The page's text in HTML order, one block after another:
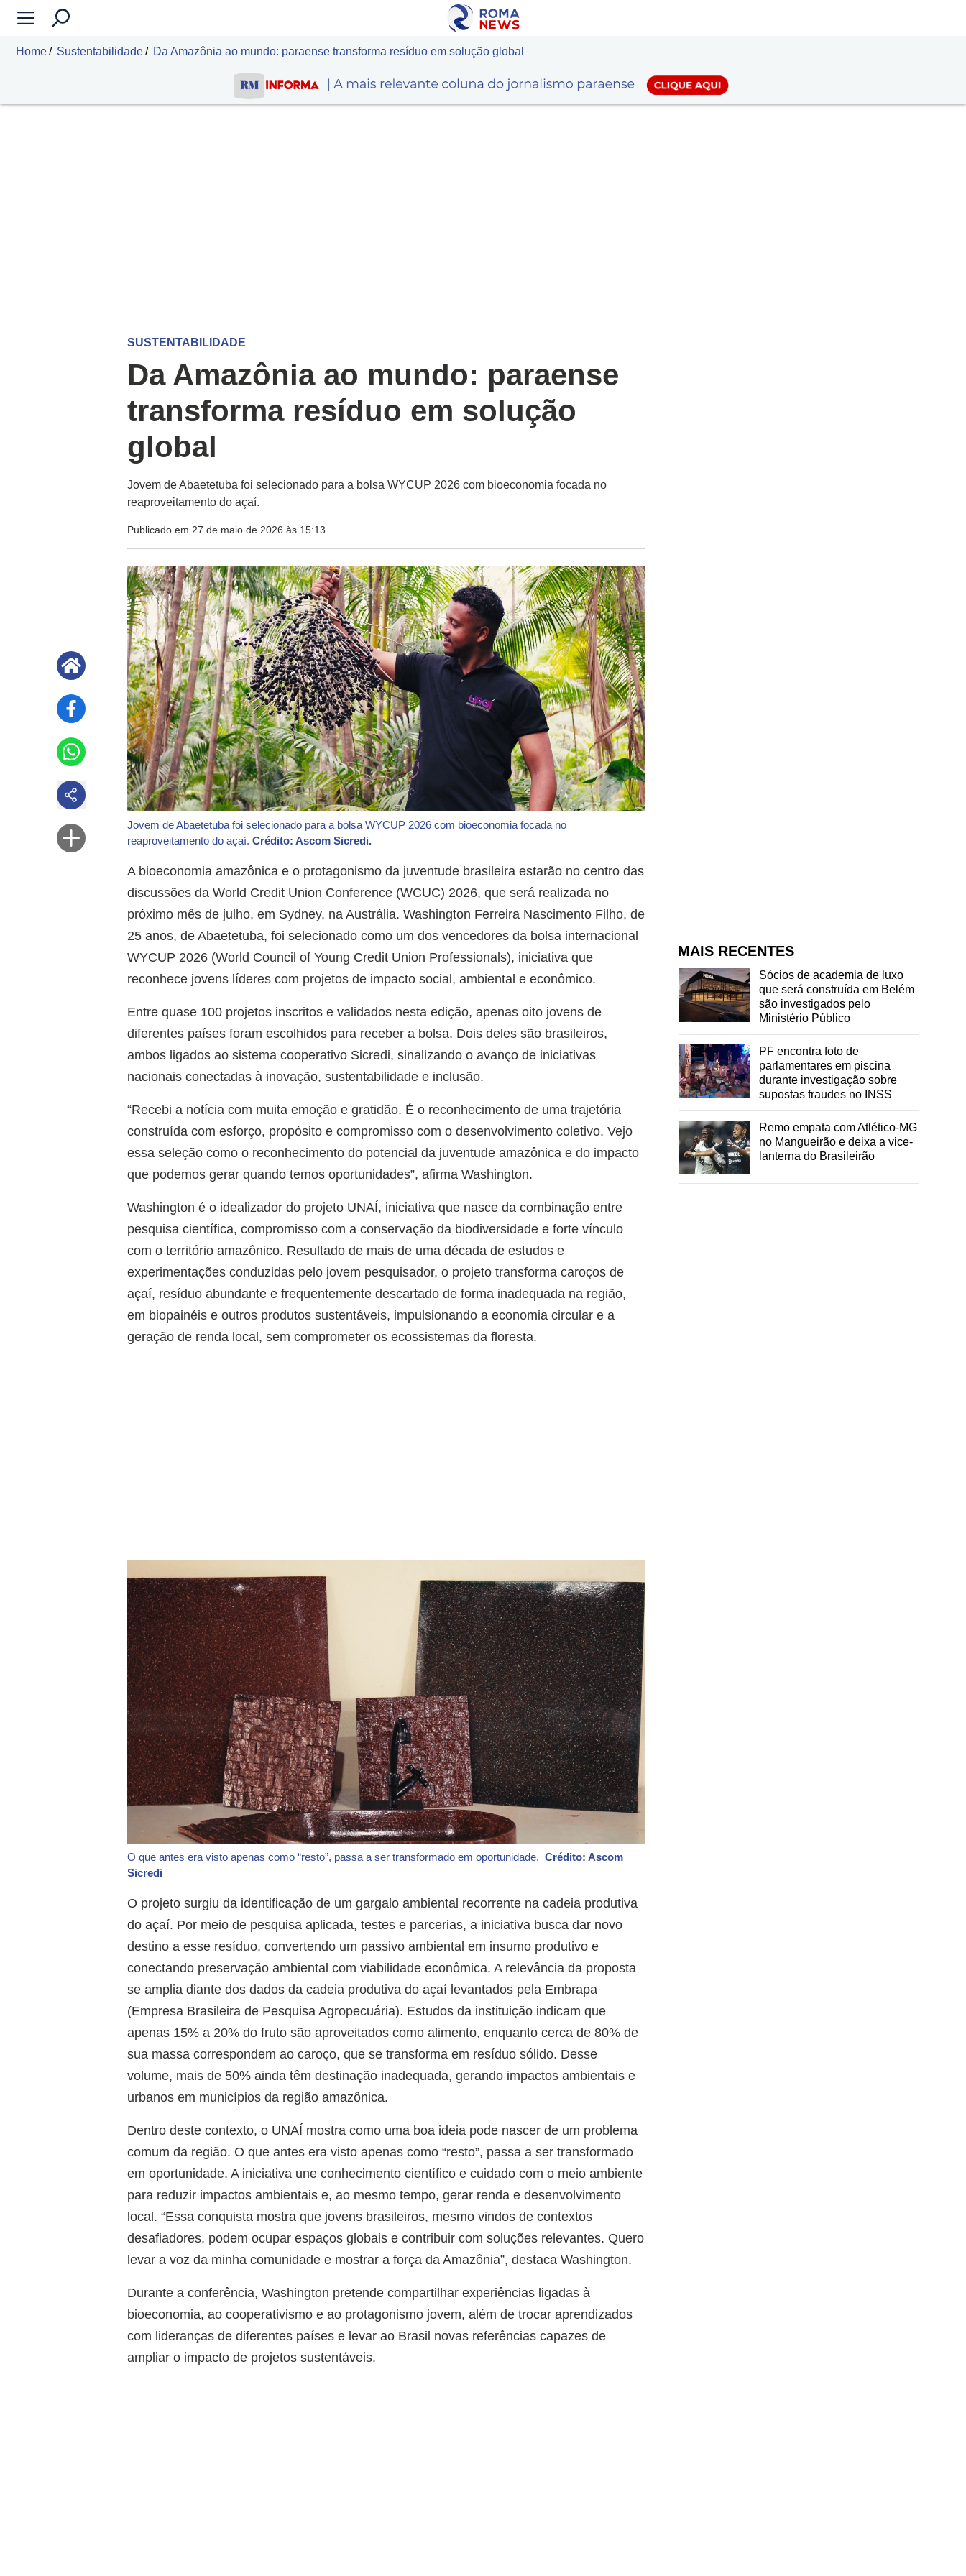
Home Sustentabilidade Da Amazônia ao mundo: paraense transforma resíduo em solução global
SUSTENTABILIDADE
Da Amazônia ao mundo: paraense
transforma resíduo em solução
global
Jovem de Abaetetuba foi selecionado para a bolsa WYCUP 2026 com bioeconomia focada no
reaproveitamento do açaí.
Publicado em 27 de maio de 2026 às 15:13
Jovem de Abaetetuba foi selecionado para a bolsa WYCUP 2026 com bioeconomia focada no
reaproveitamento do açaí.Crédito: Ascom Sicredi.
A bioeconomia amazônica e o protagonismo da juventude brasileira estarão no centro das
discussões da World Credit Union Conference (WCUC) 2026, que será realizada no
próximo mês de julho, em Sydney, na Austrália. Washington Ferreira Nascimento Filho, de
25 anos, de Abaetetuba, foi selecionado como um dos vencedores da bolsa internacional
WYCUP 2026 (World Council of Young Credit Union Professionals), iniciativa que
reconhece jovens líderes com projetos de impacto social, ambiental e econômico.
Entre quase 100 projetos inscritos e validados nesta edição, apenas oito jovens de
diferentes países foram escolhidos para receber a bolsa. Dois deles são brasileiros,
ambos ligados ao sistema cooperativo Sicredi, sinalizando o avanço de iniciativas
nacionais conectadas à inovação, sustentabilidade e inclusão.
“Recebi a notícia com muita emoção e gratidão. É o reconhecimento de uma trajetória
construída com esforço, propósito e compromisso com o desenvolvimento coletivo. Vejo
essa seleção como o reconhecimento do potencial da juventude amazônica e do impacto
que podemos gerar quando temos oportunidades”, afirma Washington.
Washington é o idealizador do projeto UNAÍ, iniciativa que nasce da combinação entre
pesquisa científica, compromisso com a conservação da biodiversidade e forte vínculo
com o território amazônico. Resultado de mais de uma década de estudos e
experimentações conduzidas pelo jovem pesquisador, o projeto transforma caroços de
açaí, resíduo abundante e frequentemente descartado de forma inadequada na região,
em biopainéis e outros produtos sustentáveis, impulsionando a economia circular e a
geração de renda local, sem comprometer os ecossistemas da floresta.
O que antes era visto apenas como “resto”, passa a ser transformado em oportunidade.Crédito: Ascom
Sicredi
O projeto surgiu da identificação de um gargalo ambiental recorrente na cadeia produtiva
do açaí. Por meio de pesquisa aplicada, testes e parcerias, a iniciativa busca dar novo
destino a esse resíduo, convertendo um passivo ambiental em insumo produtivo e
conectando preservação ambiental com viabilidade econômica. A relevância da proposta
se amplia diante dos dados da cadeia produtiva do açaí levantados pela Embrapa
(Empresa Brasileira de Pesquisa Agropecuária). Estudos da instituição indicam que
apenas 15% a 20% do fruto são aproveitados como alimento, enquanto cerca de 80% de
sua massa correspondem ao caroço, que se transforma em resíduo sólido. Desse
volume, mais de 50% ainda têm destinação inadequada, gerando impactos ambientais e
urbanos em municípios da região amazônica.
Dentro deste contexto, o UNAÍ mostra como uma boa ideia pode nascer de um problema
comum da região. O que antes era visto apenas como “resto”, passa a ser transformado
em oportunidade. A iniciativa une conhecimento científico e cuidado com o meio ambiente
para reduzir impactos ambientais e, ao mesmo tempo, gerar renda e desenvolvimento
local. “Essa conquista mostra que jovens brasileiros, mesmo vindos de contextos
desafiadores, podem ocupar espaços globais e contribuir com soluções relevantes. Quero
levar a voz da minha comunidade e mostrar a força da Amazônia”, destaca Washington.
Durante a conferência, Washington pretende compartilhar experiências ligadas à
bioeconomia, ao cooperativismo e ao protagonismo jovem, além de trocar aprendizados
com lideranças de diferentes países e levar ao Brasil novas referências capazes de
ampliar o impacto de projetos sustentáveis.
MAIS RECENTES
Sócios de academia de luxo
que será construída em Belém
são investigados pelo
Ministério Público
PF encontra foto de
parlamentares em piscina
durante investigação sobre
supostas fraudes no INSS
Remo empata com Atlético-MG
no Mangueirão e deixa a vice-
lanterna do Brasileirão